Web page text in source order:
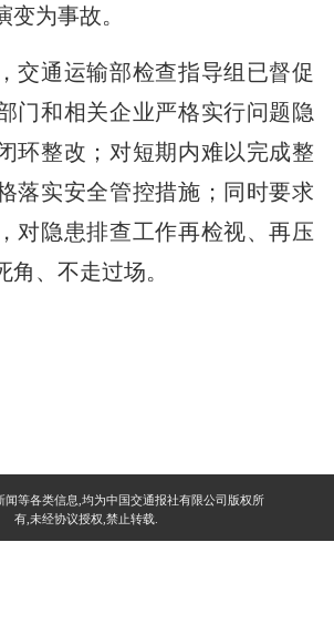
变为事故。
交通运输部检查指导组已督促
门和相关企业严格实行问题隐
环整改；对短期内难以完成整
落实安全管控措施；同时要求
对隐患排查工作再检视、再压
角、不走过场。
闻等各类信息,均为中国交通报社有限公司版权所
有,未经协议授权,禁止转载.